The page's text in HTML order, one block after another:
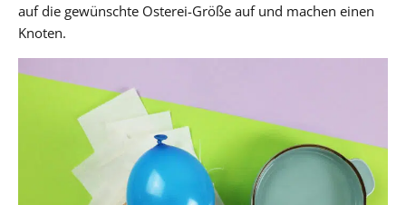
auf die gewünschte Osterei-Größe auf und machen einen
Knoten.